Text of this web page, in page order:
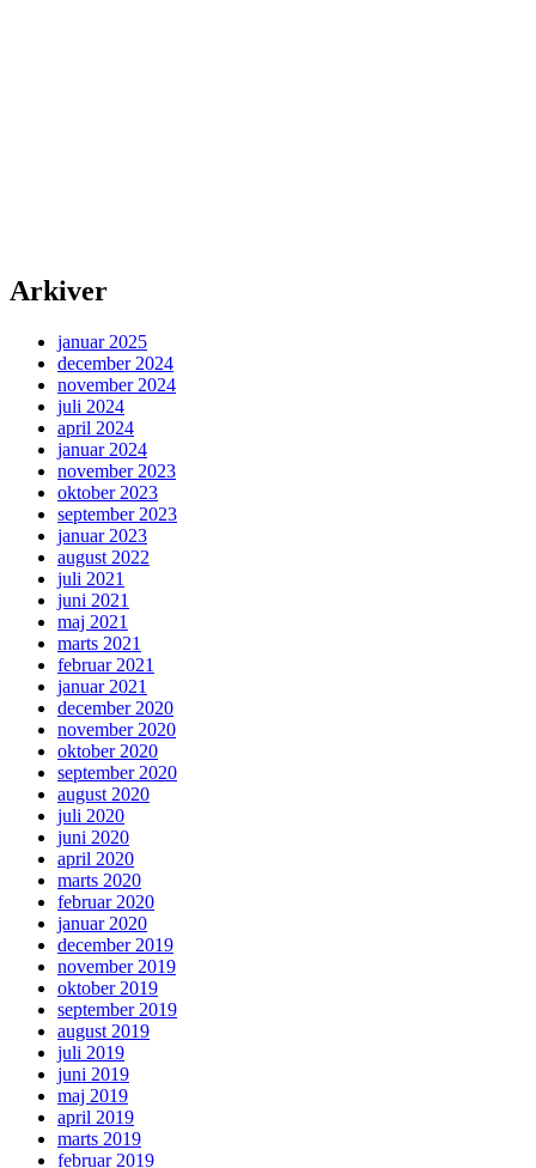
Arkiver
januar 2025
december 2024
november 2024
juli 2024
april 2024
januar 2024
november 2023
oktober 2023
september 2023
januar 2023
august 2022
juli 2021
juni 2021
maj 2021
marts 2021
februar 2021
januar 2021
december 2020
november 2020
oktober 2020
september 2020
august 2020
juli 2020
juni 2020
april 2020
marts 2020
februar 2020
januar 2020
december 2019
november 2019
oktober 2019
september 2019
august 2019
juli 2019
juni 2019
maj 2019
april 2019
marts 2019
februar 2019